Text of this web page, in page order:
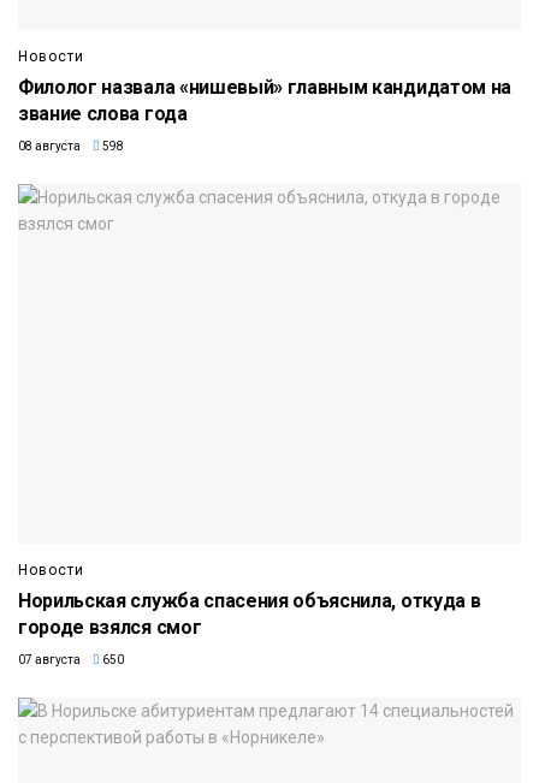
Новости
Филолог назвала «нишевый» главным кандидатом на
звание слова года
08 августа 598
Новости
Норильская служба спасения объяснила, откуда в
городе взялся смог
07 августа 650